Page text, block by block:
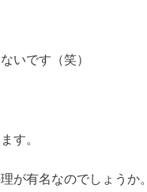
いです（笑）
す。
が有名なのでしょうか。